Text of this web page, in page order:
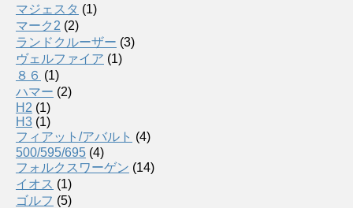
マジェスタ (1)
マーク2 (2)
ランドクルーザー (3)
ヴェルファイア (1)
８６ (1)
ハマー (2)
H2 (1)
H3 (1)
フィアット/アバルト (4)
500/595/695 (4)
フォルクスワーゲン (14)
イオス (1)
ゴルフ (5)